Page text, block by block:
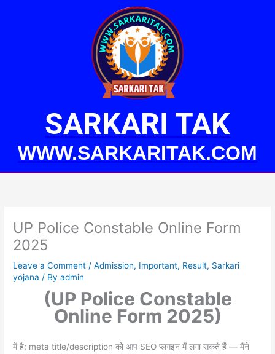
SARKARI TAK
WWW.SARKARITAK.COM
UP Police Constable Online Form
2025
Leave a Comment /Admission, Important, Result, Sarkari
yojana / Byadmin
(UP Police Constable
Online Form 2025)
में है; meta title/description को आप SEO प्लगइन में लगा सकते हैं — मैंने